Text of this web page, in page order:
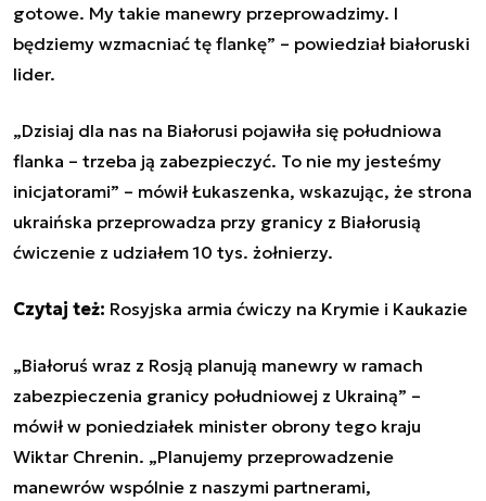
gotowe. My takie manewry przeprowadzimy. I
będziemy wzmacniać tę flankę” – powiedział białoruski
lider.
„Dzisiaj dla nas na Białorusi pojawiła się południowa
flanka – trzeba ją zabezpieczyć. To nie my jesteśmy
inicjatorami” – mówił Łukaszenka, wskazując, że strona
ukraińska przeprowadza przy granicy z Białorusią
ćwiczenie z udziałem 10 tys. żołnierzy.
Czytaj też: Rosyjska armia ćwiczy na Krymie i Kaukazie
„Białoruś wraz z Rosją planują manewry w ramach
zabezpieczenia granicy południowej z Ukrainą” –
mówił w poniedziałek minister obrony tego kraju
Wiktar Chrenin. „Planujemy przeprowadzenie
manewrów wspólnie z naszymi partnerami,